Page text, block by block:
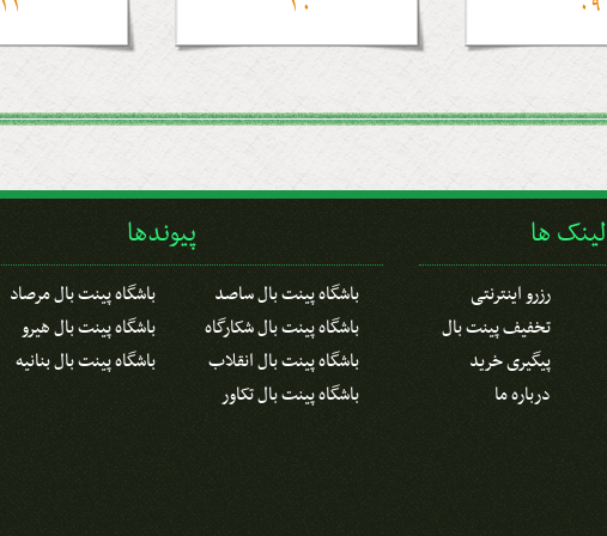
09
10
11
لینک ها
رزرو اینترنتی
تخفیف پینت بال
پیگیری خرید
درباره ما
پیوندها
باشگاه پینت بال ساصد
باشگاه پینت بال مرصاد
باشگاه پینت بال شکارگاه
باشگاه پینت بال هیرو
باشگاه پینت بال انقلاب
باشگاه پینت بال بنانیه
باشگاه پینت بال تکاور